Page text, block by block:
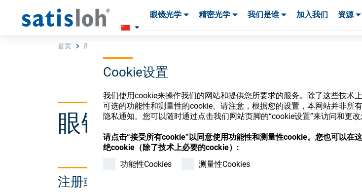
Cookie设置
我们使用cookie来操作我们的网站和提供您所要求的服务。除了这些技术
可选的功能性和测量性的cookie。请注意，根据您的设置，本网站并非所
隐私通知。您可以随时通过点击我们网站页脚的“cookie设置”来访问和更改
请点击“接受所有cookie”以同意使用功能性和测量性cookie。您也可以在
绝cookie（除了技术上必要的cockie）:
功能性Cookies
测量性Cookies
眼镜光学 精密光学 我们是谁 加入我们 资源
首页 商店
眼镜光学耗材商店
注册或登录以访问您的帐户，并了解我们的各种眼镜